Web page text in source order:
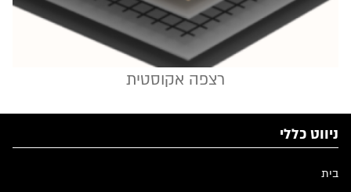
רצפה אקוסטית
ניווט כללי
בית